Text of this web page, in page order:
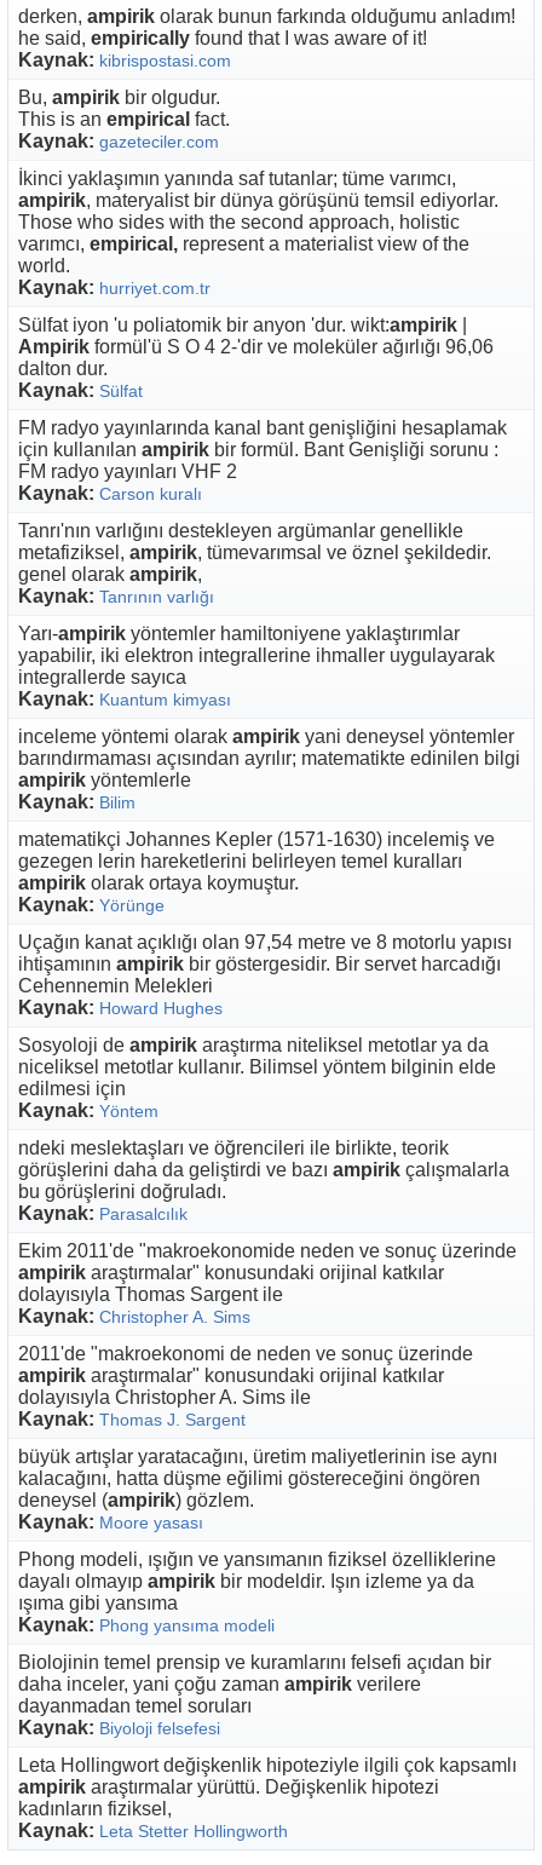
derken, ampirik olarak bunun farkında olduğumu anladım!
he said, empirically found that I was aware of it!
Kaynak: kibrispostasi.com
Bu, ampirik bir olgudur.
This is an empirical fact.
Kaynak: gazeteciler.com
İkinci yaklaşımın yanında saf tutanlar; tüme varımcı,
ampirik, materyalist bir dünya görüşünü temsil ediyorlar.
Those who sides with the second approach, holistic
varımcı, empirical, represent a materialist view of the
world.
Kaynak: hurriyet.com.tr
Sülfat iyon 'u poliatomik bir anyon 'dur. wikt:ampirik
Ampirik formül'ü S O 4 2-'dir ve moleküler ağırlığı 96,06
dalton dur.
Kaynak: Sülfat
FM radyo yayınlarında kanal bant genişliğini hesaplamak
için kullanılan ampirik bir formül. Bant Genişliği sorunu :
FM radyo yayınları VHF 2
Kaynak: Carson kuralı
Tanrı'nın varlığını destekleyen argümanlar genellikle
metafiziksel, ampirik, tümevarımsal ve öznel şekildedir.
genel olarak ampirik,
Kaynak: Tanrının varlığı
Yarı-ampirik yöntemler hamiltoniyene yaklaştırımlar
yapabilir, iki elektron integrallerine ihmaller uygulayarak
integrallerde sayıca
Kaynak: Kuantum kimyası
inceleme yöntemi olarak ampirik yani deneysel yöntemler
barındırmaması açısından ayrılır; matematikte edinilen bilgi
ampirik yöntemlerle
Kaynak: Bilim
matematikçi Johannes Kepler (1571-1630) incelemiş ve
gezegen lerin hareketlerini belirleyen temel kuralları
ampirik olarak ortaya koymuştur.
Kaynak: Yörünge
Uçağın kanat açıklığı olan 97,54 metre ve 8 motorlu yapısı
ihtişamının ampirik bir göstergesidir. Bir servet harcadığı
Cehennemin Melekleri
Kaynak: Howard Hughes
Sosyoloji de ampirik araştırma niteliksel metotlar ya da
niceliksel metotlar kullanır. Bilimsel yöntem bilginin elde
edilmesi için
Kaynak: Yöntem
ndeki meslektaşları ve öğrencileri ile birlikte, teorik
görüşlerini daha da geliştirdi ve bazı ampirik çalışmalarla
bu görüşlerini doğruladı.
Kaynak: Parasalcılık
Ekim 2011'de "makroekonomide neden ve sonuç üzerinde
ampirik araştırmalar" konusundaki orijinal katkılar
dolayısıyla Thomas Sargent ile
Kaynak: Christopher A. Sims
2011'de "makroekonomi de neden ve sonuç üzerinde
ampirik araştırmalar" konusundaki orijinal katkılar
dolayısıyla Christopher A. Sims ile
Kaynak: Thomas J. Sargent
büyük artışlar yaratacağını, üretim maliyetlerinin ise aynı
kalacağını, hatta düşme eğilimi göstereceğini öngören
deneysel (ampirik) gözlem.
Kaynak: Moore yasası
Phong modeli, ışığın ve yansımanın fiziksel özelliklerine
dayalı olmayıp ampirik bir modeldir. Işın izleme ya da
ışıma gibi yansıma
Kaynak: Phong yansıma modeli
Biolojinin temel prensip ve kuramlarını felsefi açıdan bir
daha inceler, yani çoğu zaman ampirik verilere
dayanmadan temel soruları
Kaynak: Biyoloji felsefesi
Leta Hollingwort değişkenlik hipoteziyle ilgili çok kapsamlı
ampirik araştırmalar yürüttü. Değişkenlik hipotezi
kadınların fiziksel,
Kaynak: Leta Stetter Hollingworth